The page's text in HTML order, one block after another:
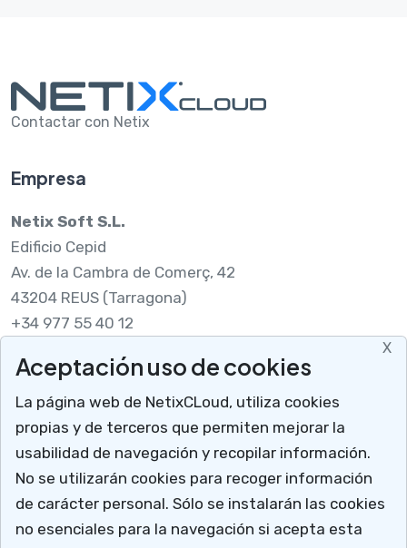
Mucho más que un programa para talleres
NetixCloud permite gestionar y administrar tu
X
Aceptación uso de cookies
La página web de NetixCLoud, utiliza cookies
propias y de terceros que permiten mejorar la
usabilidad de navegación y recopilar información.
No se utilizarán cookies para recoger información
de carácter personal. Sólo se instalarán las cookies
no esenciales para la navegación si acepta esta
Contactar con Netix
Empresa
Netix Soft S.L.
Edificio Cepid
Av. de la Cambra de Comerç, 42
43204 REUS (Tarragona)
+34 977 55 40 12
Legal
Nota legal
RGPDUE
Cómo llegar
Descargar soporte